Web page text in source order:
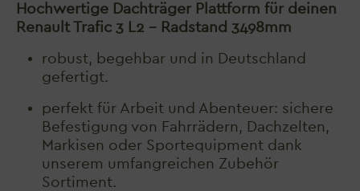
Hochwertige Dachträger Plattform für deinen
Renault Trafic 3 L2 - Radstand 3498mm
robust, begehbar und in Deutschland
gefertigt.
perfekt für Arbeit und Abenteuer: sichere
Befestigung von Fahrrädern, Dachzelten,
Markisen oder Sportequipment dank
unserem umfangreichen Zubehör
Sortiment.